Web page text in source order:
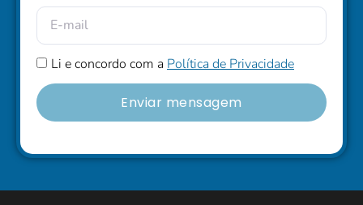
Li e concordo com a Política de Privacidade
Enviar mensagem